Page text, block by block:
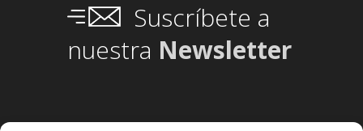
Suscríbete a
nuestra Newsletter